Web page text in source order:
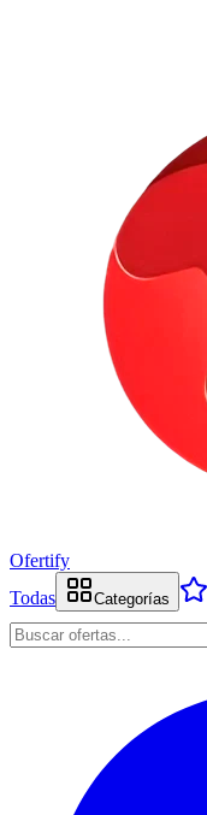
Ofertify
Todas
Categorías